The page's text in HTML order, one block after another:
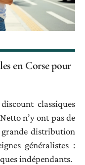
en Corse pour
classiques
n’y ont pas de
grande distribution
généralistes :
indépendants.